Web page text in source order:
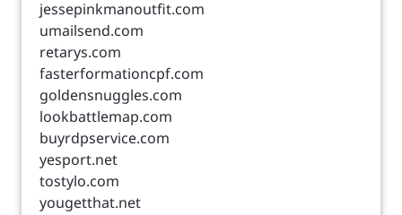
jessepinkmanoutfit.com
umailsend.com
retarys.com
fasterformationcpf.com
goldensnuggles.com
lookbattlemap.com
buyrdpservice.com
yesport.net
tostylo.com
yougetthat.net